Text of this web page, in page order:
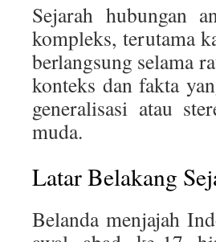
Sejarah hubungan
kompleks, terutama
berlangsung selama
konteks dan fakta
generalisasi atau
muda.
Latar Belakang
Belanda menjajah